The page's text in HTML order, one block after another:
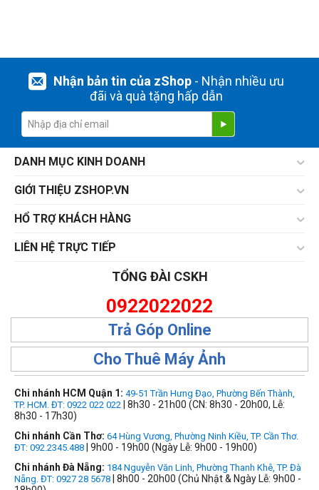
Nhận bản tin của zShop- Nhận nhiều ưu
đãi và quà tặng hấp dẫn
DANH MỤC KINH DOANH
GIỚI THIỆU ZSHOP.VN
HỔ TRỢ KHÁCH HÀNG
LIÊN HỆ TRỰC TIẾP
TỔNG ĐÀI CSKH
0922022022
Trả Góp Online
Cho Thuê Máy Ảnh
Chi nhánh HCM Quận 1: 49-51 Trần Hưng Đạo, Phường Bến Thành,
TP. HCM. ĐT: 0922 022 022 | 8h30 - 21h00 (CN: 8h30 - 20h00, Lễ:
8h30 - 17h30)
Chi nhánh Cần Thơ: 64 Hùng Vương, Phường Ninh Kiều, TP. Cần Thơ.
ĐT: 092.2345.488 | 9h00 - 19h00 (Ngày Lễ: 9h00 - 19h00)
Chi nhánh Đà Nẵng: 184 Nguyễn Văn Linh, Phường Thanh Khê, TP. Đà
Nẵng. ĐT: 0927 28 5678 | 8h00 - 20h00 (Chủ Nhật & Ngày Lễ: 9h00 -